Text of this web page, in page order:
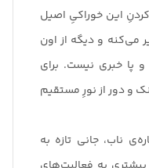
این خوراکیِ اصیل
می‌کنه و دیگه از اون
پا خبری نیست. برای
و دور از نورِ مستقیم
ناب، جانی تازه به